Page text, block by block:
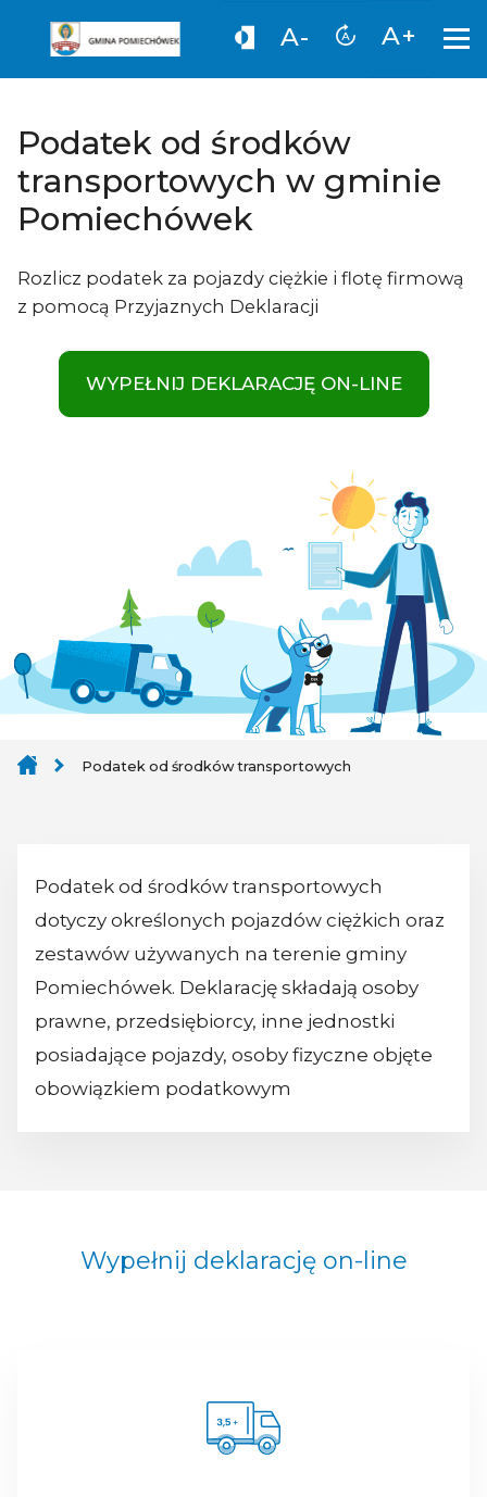
A- A+
Podatek od środków
transportowych w gminie
Pomiechówek
Rozlicz podatek za pojazdy ciężkie i flotę firmową
z pomocą Przyjaznych Deklaracji
WYPEŁNIJ DEKLARACJĘ ON-LINE
Podatek od środków transportowych
Podatek od środków transportowych
dotyczy określonych pojazdów ciężkich oraz
zestawów używanych na terenie gminy
Pomiechówek. Deklarację składają osoby
prawne, przedsiębiorcy, inne jednostki
posiadające pojazdy, osoby fizyczne objęte
obowiązkiem podatkowym
Wypełnij deklarację on-line